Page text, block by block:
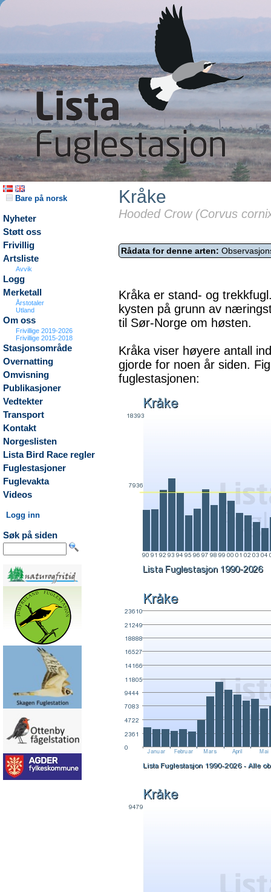
Bare på norsk
Nyheter
Støtt oss
Frivillig
Artsliste
Avvik
Logg
Merketall
Årstotaler
Utland
Om oss
Frivillige 2019-2026
Frivillige 2015-2018
Stasjonsområde
Overnatting
Omvisning
Publikasjoner
Vedtekter
Transport
Kontakt
Norgeslisten
Lista Bird Race regler
Fuglestasjoner
Fuglevakta
Videos
Logg inn
Søk på siden
Kråke
Hooded Crow (Corvus
Rådata for denne arten:
Kråka er stand- og
kysten på grunn av
til Sør-Norge om høsten.
Kråka viser høyere antall
gjorde for noen år siden.
fuglestasjonen: